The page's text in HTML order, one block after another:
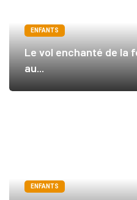
ENFANTS
Le vol enchanté de la
au...
ENFANTS